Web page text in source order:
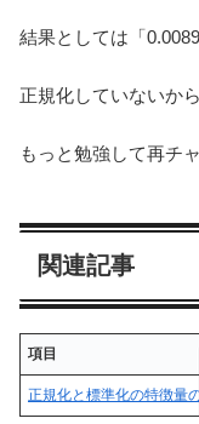
結果としては「
正規化していないか
もっと勉強して再チ
関連記事
項目
正規化と標準化の特徴量